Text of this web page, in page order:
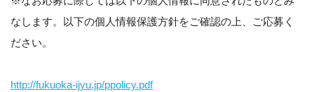
なします。以下の個人情報保護方針をご確認の上、ご応募く
ださい。
http://fukuoka-ijyu.jp/ppolicy.pdf